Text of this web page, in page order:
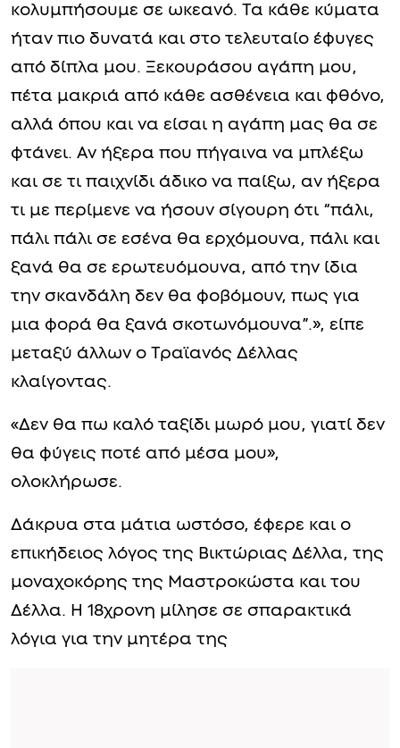
κολυμπήσουμε σε ωκεανό. Τα κάθε κύματα
ήταν πιο δυνατά και στο τελευταίο έφυγες
από δίπλα μου. Ξεκουράσου αγάπη μου,
πέτα μακριά από κάθε ασθένεια και φθόνο,
αλλά όπου και να είσαι η αγάπη μας θα σε
φτάνει. Aν ήξερα που πήγαινα να μπλέξω
και σε τι παιχνίδι άδικο να παίξω, αν ήξερα
τι με περίμενε να ήσουν σίγουρη ότι “πάλι,
πάλι πάλι σε εσένα θα ερχόμουνα, πάλι και
ξανά θα σε ερωτευόμουνα, από την ίδια
την σκανδάλη δεν θα φοβόμουν, πως για
μια φορά θα ξανά σκοτωνόμουνα”.», είπε
μεταξύ άλλων ο Τραϊανός Δέλλας
κλαίγοντας.
«Δεν θα πω καλό ταξίδι μωρό μου, γιατί δεν
θα φύγεις ποτέ από μέσα μου»,
ολοκλήρωσε.
Δάκρυα στα μάτια ωστόσο, έφερε και ο
επικήδειος λόγος της Βικτώριας Δέλλα, της
μοναχοκόρης της Μαστροκώστα και του
Δέλλα. Η 18χρονη μίλησε σε σπαρακτικά
λόγια για την μητέρα της